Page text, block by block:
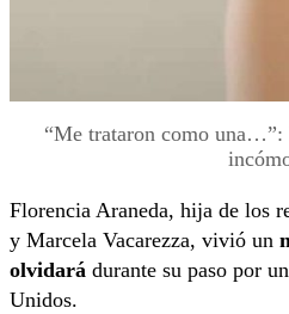
“Me trataron como una…”:
Florencia Araneda, hija de los
y Marcela Vacarezza, vivió un
olvidará durante su paso por
Unidos.